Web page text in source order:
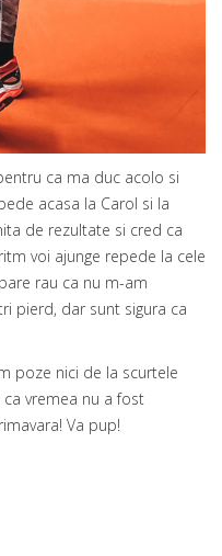
ca ma duc acolo si
acasa la Carol si la
de rezultate si cred ca
voi ajunge repede la cele
rau ca nu m-am
pierd, dar sunt sigura ca
poze nici de la scurtele
vremea nu a fost
Va pup!